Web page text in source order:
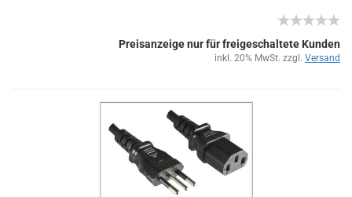
Preisanzeige nur für freigeschaltete Kunden
inkl. 20% MwSt. zzgl. Versand